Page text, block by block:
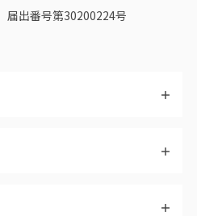
届出番号第30200224号
＋
＋
＋